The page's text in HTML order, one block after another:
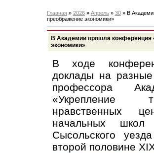
Главная » 2026 » Апрель » 30» В
преображение экономики»
В Академии прошла конференция
экономики»
В ходе
доклады на
профессора
«Укрепление
нравственных
начальных школ
Сысольского
второй половине